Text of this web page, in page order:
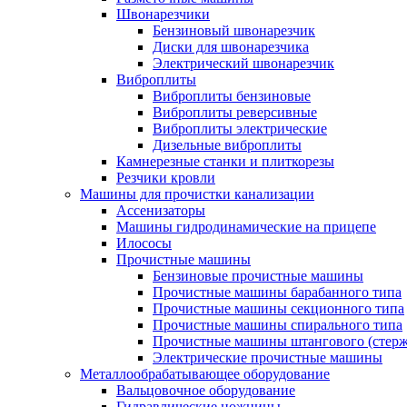
Швонарезчики
Бензиновый швонарезчик
Диски для швонарезчика
Электрический швонарезчик
Виброплиты
Виброплиты бензиновые
Виброплиты реверсивные
Виброплиты электрические
Дизельные виброплиты
Камнерезные станки и плиткорезы
Резчики кровли
Машины для прочистки канализации
Ассенизаторы
Машины гидродинамические на прицепе
Илососы
Прочистные машины
Бензиновые прочистные машины
Прочистные машины барабанного типа
Прочистные машины секционного типа
Прочистные машины спирального типа
Прочистные машины штангового
Электрические прочистные машины
Металлообрабатывающее оборудование
Вальцовочное оборудование